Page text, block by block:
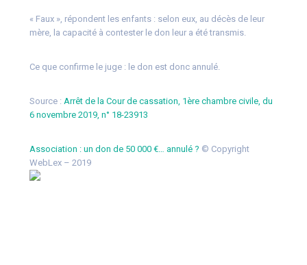
« Faux », répondent les enfants : selon eux, au décès de leur
mère, la capacité à contester le don leur a été transmis.
Ce que confirme le juge : le don est donc annulé.
Source : Arrêt de la Cour de cassation, 1ère chambre civile, du
6 novembre 2019, n° 18-23913
Association : un don de 50 000 €… annulé ? © Copyright
WebLex – 2019